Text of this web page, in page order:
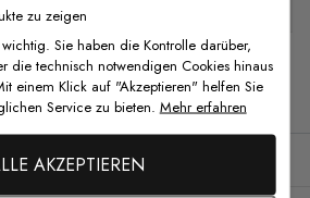
Produkte
zu zeigen
wichtig. Sie haben die Kontrolle darüber,
die technisch notwendigen Cookies hinaus
einem Klick auf "Akzeptieren" helfen Sie
Service zu bieten. Mehr erfahren
AKZEPTIEREN